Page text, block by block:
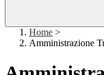
Home >
Amministrazione